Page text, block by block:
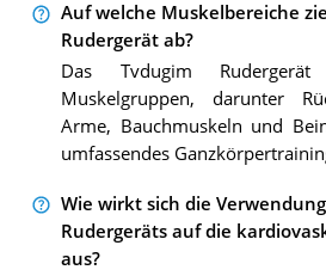
Auf welche Muskelbereiche
Rudergerät ab?
Das Tvdugim
Muskelgruppen, darunter
Arme, Bauchmuskeln und
umfassendes
Wie wirkt sich die
Rudergeräts auf die
aus?